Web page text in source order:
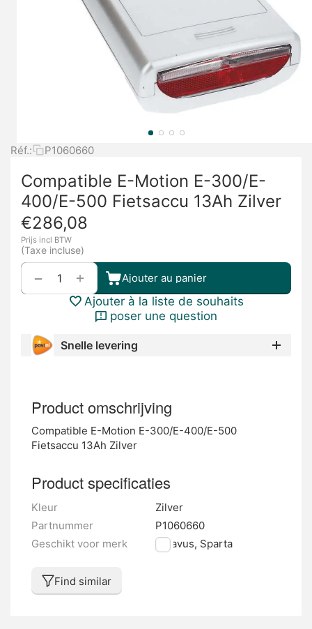
Réf.: P1060660
Compatible E-Motion E-300/E-
400/E-500 Fietsaccu 13Ah Zilver
€286,08
Prijs incl BTW
(Taxe incluse)
+
− Ajouter au panier
Ajouter à la liste de souhaits
poser une question
Snelle levering
Product omschrijving
Compatible E-Motion E-300/E-400/E-500
Fietsaccu 13Ah Zilver
Product specificaties
Kleur
Zilver
Partnummer
P1060660
Geschikt voor merk
Batavus, Sparta
Find similar